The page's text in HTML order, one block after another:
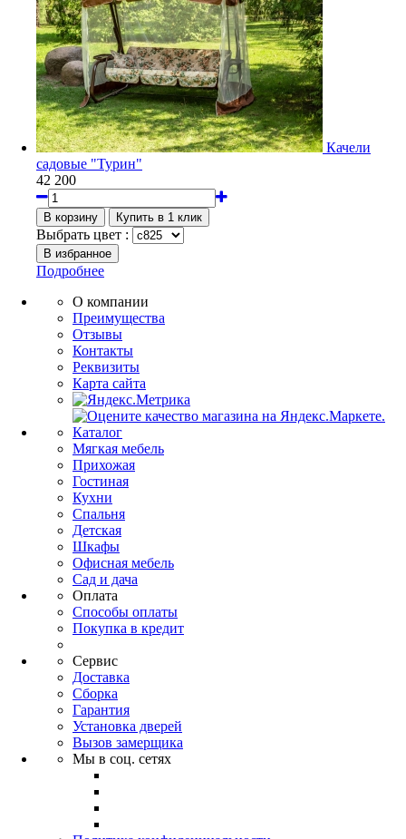
Качели
садовые "Турин"
42 200
Выбрать цвет :
Подробнее
О компании
Преимущества
Отзывы
Контакты
Реквизиты
Карта сайта
Каталог
Мягкая мебель
Прихожая
Гостиная
Кухни
Спальня
Детская
Шкафы
Офисная мебель
Сад и дача
Оплата
Способы оплаты
Покупка в кредит
Сервис
Доставка
Сборка
Гарантия
Установка дверей
Вызов замерщика
Мы в соц. сетях